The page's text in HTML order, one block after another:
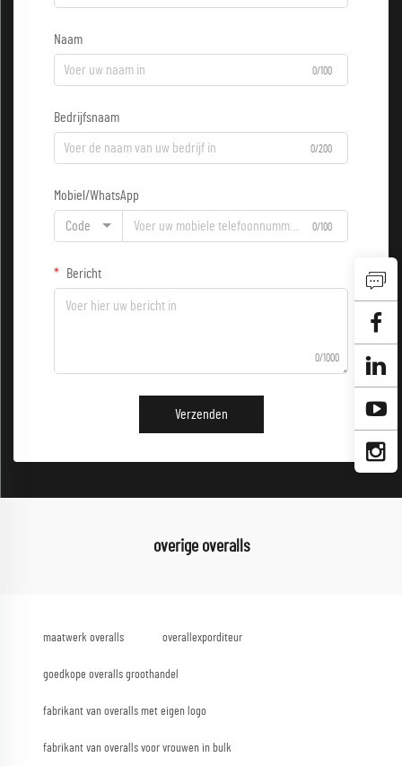
Naam
0/100
Bedrijfsnaam
0/200
Mobiel/WhatsApp
Code 0/100
Bericht
0/1000
Verzenden
overige overalls
maatwerk overalls overallexporditeur
goedkope overalls groothandel
fabrikant van overalls met eigen logo
fabrikant van overalls voor vrouwen in bulk